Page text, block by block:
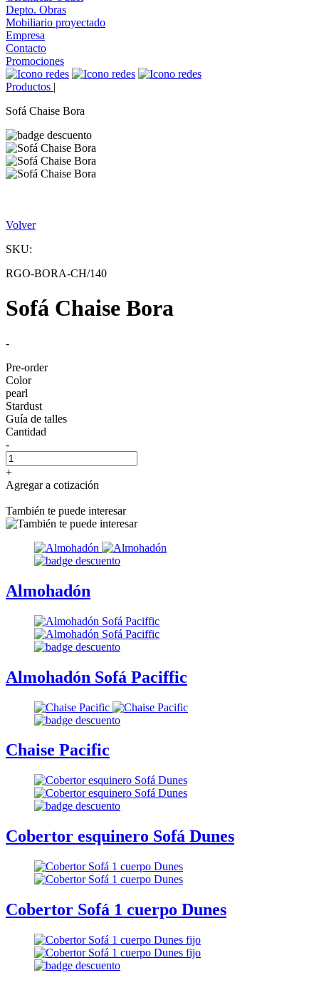
Depto. Obras
Mobiliario proyectado
Empresa
Contacto
Promociones
Productos |
Sofá Chaise Bora
Volver
SKU:
RGO-BORA-CH/140
Sofá Chaise Bora
-
Pre-order
Color
pearl
Stardust
Guía de talles
Cantidad
-
+
Agregar a cotización
También te puede interesar
Almohadón
Almohadón Sofá Paciffic
Chaise Pacific
Cobertor esquinero Sofá Dunes
Cobertor Sofá 1 cuerpo Dunes